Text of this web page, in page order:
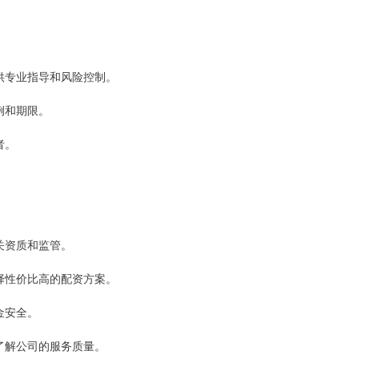
业指导和风险控制。
期限。
质和监管。
价比高的配资方案。
全。
公司的服务质量。